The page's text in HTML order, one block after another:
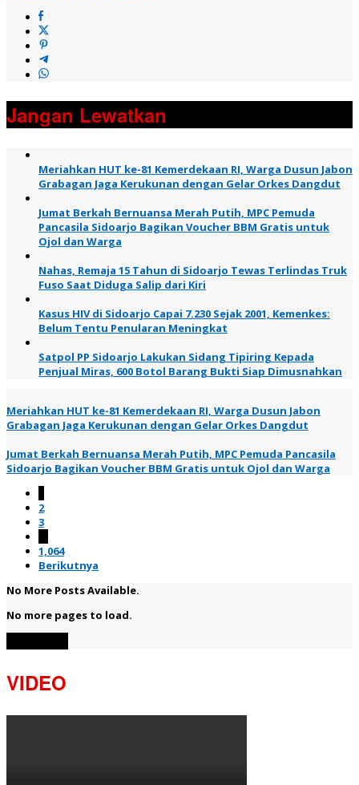
Jangan Lewatkan
Meriahkan HUT ke-81 Kemerdekaan RI, Warga Dusun Jabon
Grabagan Jaga Kerukunan dengan Gelar Orkes Dangdut
Jumat Berkah Bernuansa Merah Putih, MPC Pemuda
Pancasila Sidoarjo Bagikan Voucher BBM Gratis untuk
Ojol dan Warga
Nahas, Remaja 15 Tahun di Sidoarjo Tewas Terlindas Truk
Fuso Saat Diduga Salip dari Kiri
Kasus HIV di Sidoarjo Capai 7.230 Sejak 2001, Kemenkes:
Belum Tentu Penularan Meningkat
Satpol PP Sidoarjo Lakukan Sidang Tipiring Kepada
Penjual Miras, 600 Botol Barang Bukti Siap Dimusnahkan
Meriahkan HUT ke-81 Kemerdekaan RI, Warga Dusun Jabon
Grabagan Jaga Kerukunan dengan Gelar Orkes Dangdut
Jumat Berkah Bernuansa Merah Putih, MPC Pemuda Pancasila
Sidoarjo Bagikan Voucher BBM Gratis untuk Ojol dan Warga
2
3
1,064
Berikutnya
No More Posts Available.
No more pages to load.
VIDEO